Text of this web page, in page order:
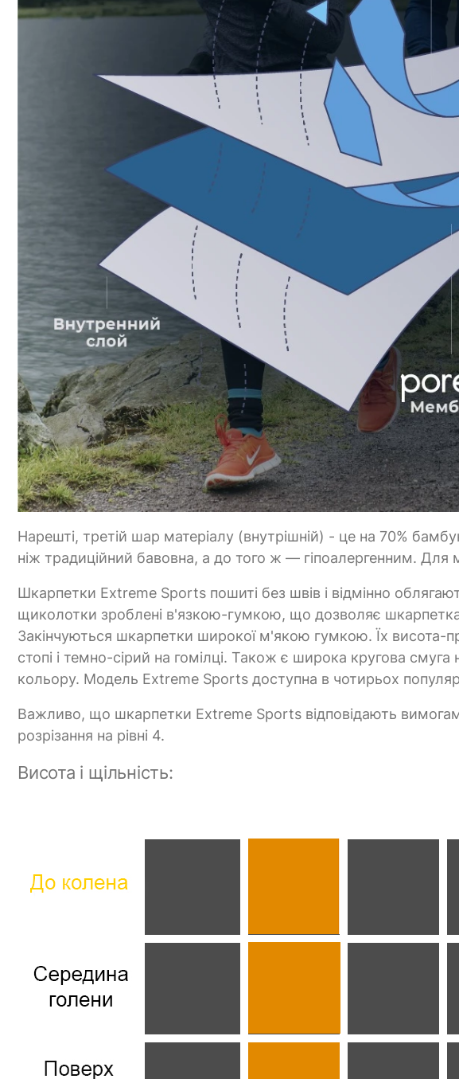
Нарешті, третій шар матеріалу (внутрішній) - це на 70%
ніж традиційний бавовна, а до того ж — гіпоалергенним. Для
Шкарпетки Extreme Sports пошиті без швів і відмінно
щиколотки зроблені в'язкою-гумкою, що дозволяє
Закінчуються шкарпетки широкої м'якою гумкою. Їх висота-
стопі і темно-сірий на гомілці. Також є широка кругова смуга
кольору. Модель Extreme Sports доступна в чотирьох
Важливо, що шкарпетки Extreme Sports відповідають
розрізання на рівні 4.
Висота і щільність: